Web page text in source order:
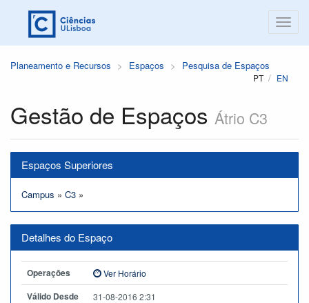
Planeamento e Recursos Espaços Pesquisa de Espaços
PT EN
Gestão de Espaços Átrio C3
Espaços Superiores
Campus » C3 »
Detalhes do Espaço
Operações Ver Horário
Válido Desde 31-08-2016 2:31